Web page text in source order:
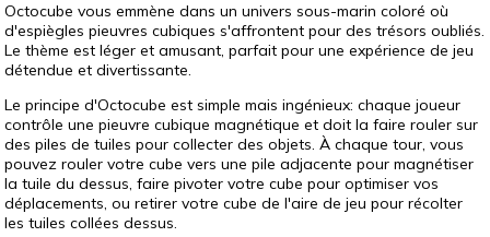
Octocube vous emmène dans un univers sous-marin coloré où
d'espiègles pieuvres cubiques s'affrontent pour des trésors oubliés.
Le thème est léger et amusant, parfait pour une expérience de jeu
détendue et divertissante.
Le principe d'Octocube est simple mais ingénieux: chaque joueur
contrôle une pieuvre cubique magnétique et doit la faire rouler sur
des piles de tuiles pour collecter des objets. À chaque tour, vous
pouvez rouler votre cube vers une pile adjacente pour magnétiser
la tuile du dessus, faire pivoter votre cube pour optimiser vos
déplacements, ou retirer votre cube de l'aire de jeu pour récolter
les tuiles collées dessus.